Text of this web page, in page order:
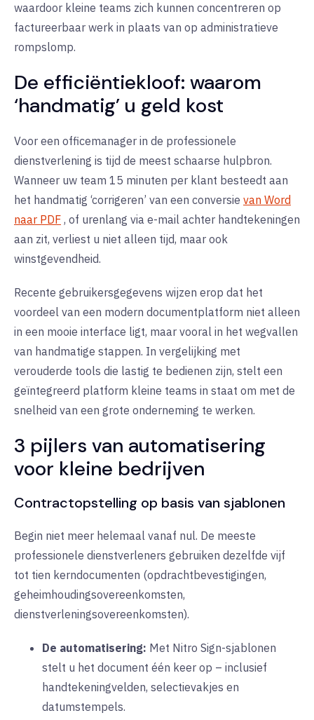
waardoor kleine teams zich kunnen concentreren op
factureerbaar werk in plaats van op administratieve
rompslomp.
De efficiëntiekloof: waarom
‘handmatig’ u geld kost
Voor een officemanager in de professionele
dienstverlening is tijd de meest schaarse hulpbron.
Wanneer uw team 15 minuten per klant besteedt aan
het handmatig ‘corrigeren’ van een conversie van Word
naar PDF , of urenlang via e-mail achter handtekeningen
aan zit, verliest u niet alleen tijd, maar ook
winstgevendheid.
Recente gebruikersgegevens wijzen erop dat het
voordeel van een modern documentplatform niet alleen
in een mooie interface ligt, maar vooral in het wegvallen
van handmatige stappen. In vergelijking met
verouderde tools die lastig te bedienen zijn, stelt een
geïntegreerd platform kleine teams in staat om met de
snelheid van een grote onderneming te werken.
3 pijlers van automatisering
voor kleine bedrijven
Contractopstelling op basis van sjablonen
Begin niet meer helemaal vanaf nul. De meeste
professionele dienstverleners gebruiken dezelfde vijf
tot tien kerndocumenten (opdrachtbevestigingen,
geheimhoudingsovereenkomsten,
dienstverleningsovereenkomsten).
De automatisering: Met Nitro Sign-sjablonen
stelt u het document één keer op – inclusief
handtekeningvelden, selectievakjes en
datumstempels.